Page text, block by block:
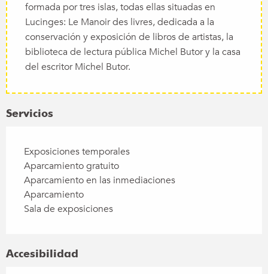
formada por tres islas, todas ellas situadas en
Lucinges: Le Manoir des livres, dedicada a la
conservación y exposición de libros de artistas, la
biblioteca de lectura pública Michel Butor y la casa
del escritor Michel Butor.
Servicios
Exposiciones temporales
Aparcamiento gratuito
Aparcamiento en las inmediaciones
Aparcamiento
Sala de exposiciones
Accesibilidad